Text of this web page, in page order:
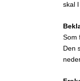
skal
Som
Den